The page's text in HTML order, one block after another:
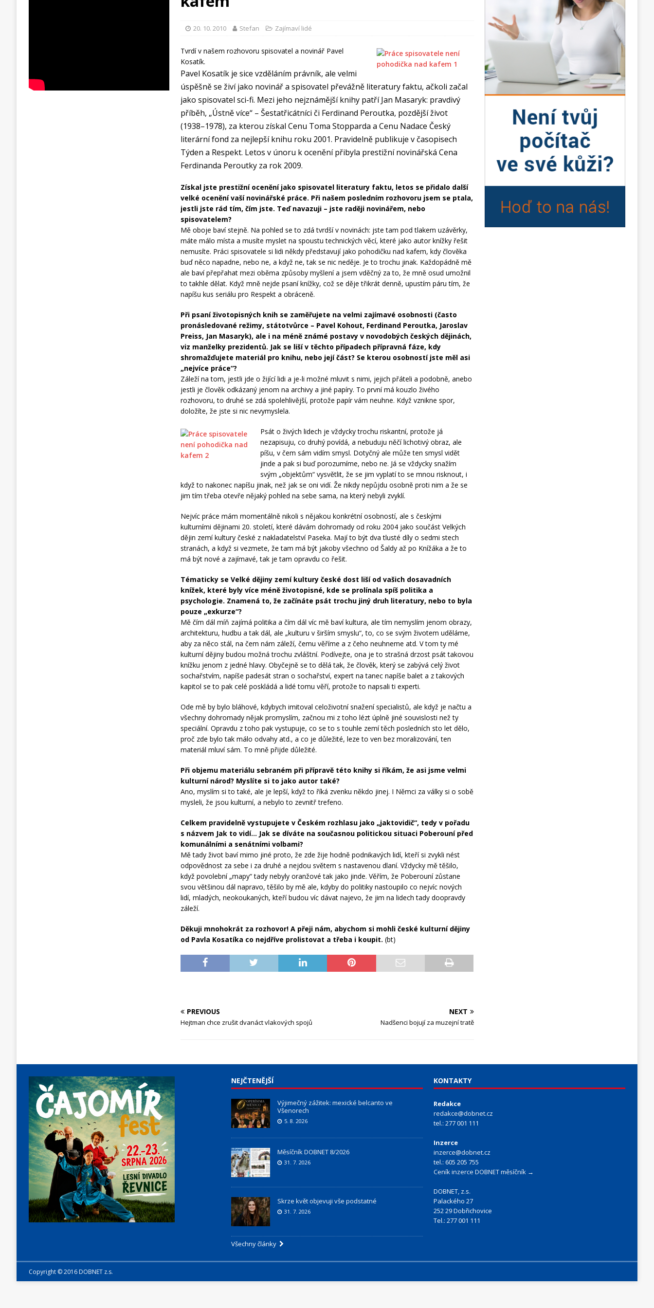
20. 10. 2010 Stefan Zajímaví lidé
Tvrdí v našem rozhovoru spisovatel a novinář Pavel
Kosatík.
Pavel Kosatík je sice vzděláním právník, ale velmi
úspěšně se živí jako novinář a spisovatel převážně literatury faktu, ačkoli začal
jako spisovatel sci-fi. Mezi jeho nejznámější knihy patří Jan Masaryk: pravdivý
příběh, „Ústně více“ – Šestatřicátníci či Ferdinand Peroutka, pozdější život
(1938–1978), za kterou získal Cenu Toma Stopparda a Cenu Nadace Český
literární fond za nejlepší knihu roku 2001. Pravidelně publikuje v časopisech
Týden a Respekt. Letos v únoru k ocenění přibyla prestižní novinářská Cena
Ferdinanda Peroutky za rok 2009.
Získal jste prestižní ocenění jako spisovatel literatury faktu, letos se přidalo další
velké ocenění vaší novinářské práce. Při našem posledním rozhovoru jsem se ptala,
jestli jste rád tím, čím jste. Teď navazuji – jste raději novinářem, nebo
spisovatelem?
Mě oboje baví stejně. Na pohled se to zdá tvrdší v novinách: jste tam pod tlakem uzávěrky,
máte málo místa a musíte myslet na spoustu technických věcí, které jako autor knížky řešit
nemusíte. Práci spisovatele si lidi někdy představují jako pohodičku nad kafem, kdy člověka
buď něco napadne, nebo ne, a když ne, tak se nic neděje. Je to trochu jinak. Každopádně mě
ale baví přepřahat mezi oběma způsoby myšlení a jsem vděčný za to, že mně osud umožnil
to takhle dělat. Když mně nejde psaní knížky, což se děje třikrát denně, upustím páru tím, že
napíšu kus seriálu pro Respekt a obráceně.
Při psaní životopisných knih se zaměřujete na velmi zajímavé osobnosti (často
pronásledované režimy, státotvůrce – Pavel Kohout, Ferdinand Peroutka, Jaroslav
Preiss, Jan Masaryk), ale i na méně známé postavy v novodobých českých dějinách,
viz manželky prezidentů. Jak se liší v těchto případech přípravná fáze, kdy
shromažďujete materiál pro knihu, nebo její část? Se kterou osobností jste měl asi
„nejvíce práce“?
Záleží na tom, jestli jde o žijící lidi a je-li možné mluvit s nimi, jejich přáteli a podobně, anebo
jestli je člověk odkázaný jenom na archivy a jiné papíry. To první má kouzlo živého
rozhovoru, to druhé se zdá spolehlivější, protože papír vám neuhne. Když vznikne spor,
doložíte, že jste si nic nevymyslela.
Psát o živých lidech je vždycky trochu riskantní, protože já
nezapisuju, co druhý povídá, a nebuduju něčí lichotivý obraz, ale
píšu, v čem sám vidím smysl. Dotyčný ale může ten smysl vidět
jinde a pak si buď porozumíme, nebo ne. Já se vždycky snažím
svým „objektům“ vysvětlit, že se jim vyplatí to se mnou risknout, i
když to nakonec napíšu jinak, než jak se oni vidí. Že nikdy nepůjdu osobně proti nim a že se
jim tím třeba otevře nějaký pohled na sebe sama, na který nebyli zvyklí.
Nejvíc práce mám momentálně nikoli s nějakou konkrétní osobností, ale s českými
kulturními dějinami 20. století, které dávám dohromady od roku 2004 jako součást Velkých
dějin zemí kultury české z nakladatelství Paseka. Mají to být dva tlusté díly o sedmi stech
stranách, a když si vezmete, že tam má být jakoby všechno od Šaldy až po Knížáka a že to
má být nové a zajímavé, tak je tam opravdu co řešit.
Tématicky se Velké dějiny zemí kultury české dost liší od vašich dosavadních
knížek, které byly více méně životopisné, kde se prolínala spíš politika a
psychologie. Znamená to, že začínáte psát trochu jiný druh literatury, nebo to byla
pouze „exkurze“?
Mě čím dál míň zajímá politika a čím dál víc mě baví kultura, ale tím nemyslím jenom obrazy,
architekturu, hudbu a tak dál, ale „kulturu v širším smyslu“, to, co se svým životem uděláme,
aby za něco stál, na čem nám záleží, čemu věříme a z čeho neuhneme atd. V tom ty mé
kulturní dějiny budou možná trochu zvláštní. Podívejte, ona je to strašná drzost psát takovou
knížku jenom z jedné hlavy. Obyčejně se to dělá tak, že člověk, který se zabývá celý život
sochařstvím, napíše padesát stran o sochařství, expert na tanec napíše balet a z takových
kapitol se to pak celé poskládá a lidé tomu věří, protože to napsali ti experti.
Ode mě by bylo bláhové, kdybych imitoval celoživotní snažení specialistů, ale když je načtu a
všechny dohromady nějak promyslím, začnou mi z toho lézt úplně jiné souvislosti než ty
speciální. Opravdu z toho pak vystupuje, co se to s touhle zemí těch posledních sto let dělo,
proč zde bylo tak málo odvahy atd., a co je důležité, leze to ven bez moralizování, ten
materiál mluví sám. To mně přijde důležité.
Při objemu materiálu sebraném při přípravě této knihy si říkám, že asi jsme velmi
kulturní národ? Myslíte si to jako autor také?
Ano, myslím si to také, ale je lepší, když to říká zvenku někdo jinej. I Němci za války si o sobě
mysleli, že jsou kulturní, a nebylo to zevnitř trefeno.
Celkem pravidelně vystupujete v Českém rozhlasu jako „jaktovidič“, tedy v pořadu
s názvem Jak to vidí… Jak se díváte na současnou politickou situaci Poberouní před
komunálními a senátními volbami?
Mě tady život baví mimo jiné proto, že zde žije hodně podnikavých lidí, kteří si zvykli nést
odpovědnost za sebe i za druhé a nejdou světem s nastavenou dlaní. Vždycky mě těšilo,
když povolební „mapy“ tady nebyly oranžové tak jako jinde. Věřím, že Poberouní zůstane
svou většinou dál napravo, těšilo by mě ale, kdyby do politiky nastoupilo co nejvíc nových
lidí, mladých, neokoukaných, kteří budou víc dávat najevo, že jim na lidech tady doopravdy
záleží.
Děkuji mnohokrát za rozhovor! A přeji nám, abychom si mohli české kulturní dějiny
od Pavla Kosatíka co nejdříve prolistovat a třeba i koupit. (bt)
PREVIOUS
Hejtman chce zrušit dvanáct vlakových spojů
NEXT
Nadšenci bojují za muzejní tratě
NEJČTENĚJŠÍ
Výjimečný zážitek: mexické belcanto ve
Všenorech
5. 8. 2026
Měsíčník DOBNET 8/2026
31. 7. 2026
Skrze květ objevuji vše podstatné
31. 7. 2026
Všechny články
KONTAKTY
Redakce
redakce@dobnet.cz
tel.: 277 001 111
Inzerce
inzerce@dobnet.cz
tel.: 605 205 755
Ceník inzerce DOBNET měsíčník →
DOBNET, z.s.
Palackého 27
252 29 Dobřichovice
Tel.: 277 001 111
Copyright © 2016 DOBNET z.s.